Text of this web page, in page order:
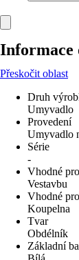
Informace
Přeskočit oblast
Druh
Umyvadlo
Provedení
Umyvadlo
Série
-
Vhodné pro
Vestavbu
Vhodné
Koupelna
Tvar
Obdélník
Základní